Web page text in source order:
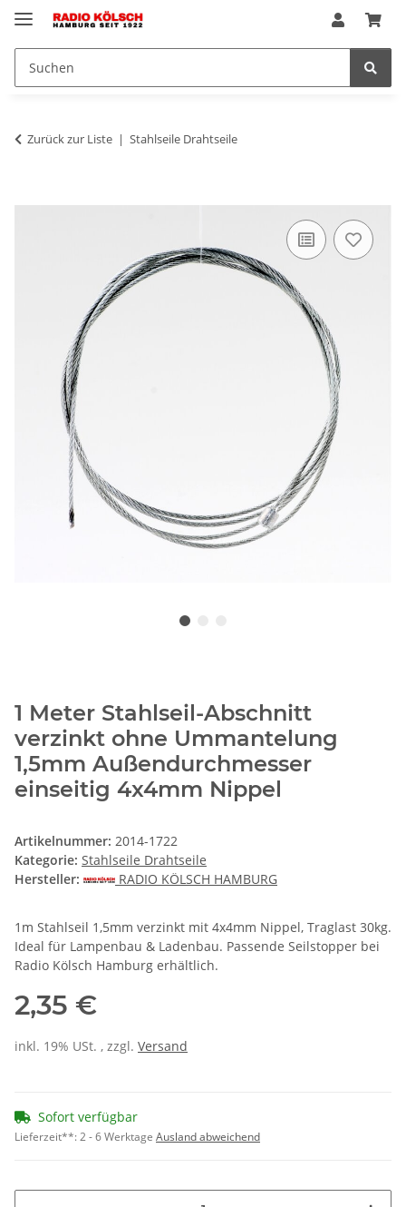
Zurück zur Liste Stahlseile Drahtseile
1 Meter Stahlseil-Abschnitt
verzinkt ohne Ummantelung
1,5mm Außendurchmesser
einseitig 4x4mm Nippel
Artikelnummer: 2014-1722
Kategorie: Stahlseile Drahtseile
Hersteller:
RADIO KÖLSCH HAMBURG
1m Stahlseil 1,5mm verzinkt mit 4x4mm Nippel, Traglast 30kg.
Ideal für Lampenbau & Ladenbau. Passende Seilstopper bei
Radio Kölsch Hamburg erhältlich.
2,35 €
inkl. 19% USt. , zzgl. Versand
Sofort verfügbar
Lieferzeit**:2 - 6 Werktage Ausland abweichend